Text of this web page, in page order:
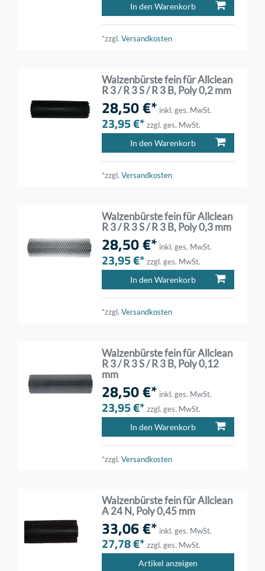
In den Warenkorb
*zzgl.Versandkosten
Walzenbürste fein für Allclean
R 3 / R 3 S / R 3 B, Poly 0,2 mm
28,50 €* inkl. ges. MwSt.
23,95 €* zzgl. ges. MwSt.
In den Warenkorb
*zzgl.Versandkosten
Walzenbürste fein für Allclean
R 3 / R 3 S / R 3 B, Poly 0,3 mm
28,50 €* inkl. ges. MwSt.
23,95 €* zzgl. ges. MwSt.
In den Warenkorb
*zzgl.Versandkosten
Walzenbürste fein für Allclean
R 3 / R 3 S / R 3 B, Poly 0,12
mm
28,50 €* inkl. ges. MwSt.
23,95 €* zzgl. ges. MwSt.
In den Warenkorb
*zzgl.Versandkosten
Walzenbürste fein für Allclean
A 24 N, Poly 0,45 mm
33,06 €* inkl. ges. MwSt.
27,78 €* zzgl. ges. MwSt.
Artikel anzeigen